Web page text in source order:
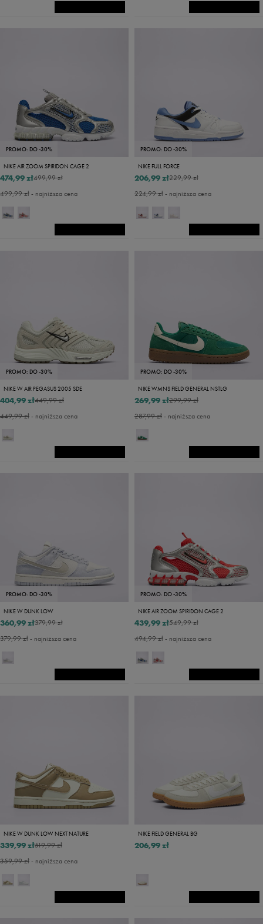
PROMO: DO -30%
NIKE AIR ZOOM SPIRIDON CAGE 2
499,99 zł
474,99 zł
499,99 zł- najniższa cena
PROMO: DO -30%
NIKE FULL FORCE
229,99 zł
206,99 zł
224,99 zł- najniższa cena
PROMO: DO -30%
NIKE W AIR PEGASUS 2005 SDE
449,99 zł
404,99 zł
449,99 zł- najniższa cena
PROMO: DO -30%
NIKE WMNS FIELD GENERAL NSTLG
299,99 zł
269,99 zł
287,99 zł- najniższa cena
PROMO: DO -30%
NIKE W DUNK LOW
379,99 zł
360,99 zł
379,99 zł- najniższa cena
PROMO: DO -30%
NIKE AIR ZOOM SPIRIDON CAGE 2
549,99 zł
439,99 zł
494,99 zł- najniższa cena
NIKE W DUNK LOW NEXT NATURE
519,99 zł
339,99 zł
359,99 zł- najniższa cena
NIKE FIELD GENERAL BG
206,99 zł